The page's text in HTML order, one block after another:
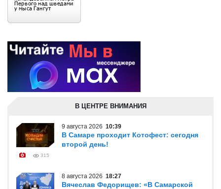
В ЦЕНТРЕ ВНИМАНИЯ
9 августа 2026 10:39
В Самаре проходит Котофест: сегодня
второй день!
315
8 августа 2026 18:27
Вячеслав Федорищев: «В Самарской